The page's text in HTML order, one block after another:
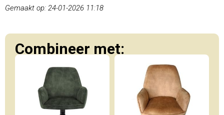
Gemaakt op: 24-01-2026 11:18
Combineer met: